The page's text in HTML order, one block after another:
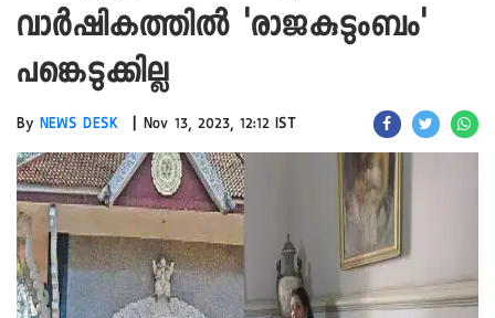
വാർഷികത്തിൽ 'രാജകുടുംബം'
പങ്കെടുക്കില്ല
By NEWS DESK | Nov 13, 2023, 12:12 IST